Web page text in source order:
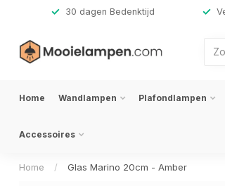
30 dagen Bedenktijd
Home Wandlampen Plafondlampen
Accessoires
Home / Glas Marino 20cm - Amber